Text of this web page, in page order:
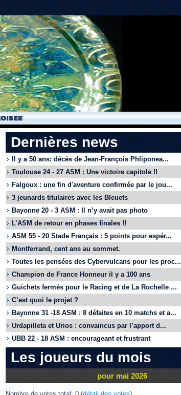
Dernières news
Il y a 50 ans: décès de Jean-François Phliponea...
Toulouse 24 - 27 ASM : Une victoire capitole !!
Falgoux : une fin d'aventure confirmée par le jou...
3 jeunards titulaires avec les Bleuets
Bayonne 20 - 3 ASM : Il n’y avait pas photo
L’ASM de retour en phases finales !!
ASM 55 - 20 Stade Français : 5 points pour espér...
Montferrand, cent ans au sommet.
Toutes les pensées des Cybervulcans pour les proc...
Champion de France Honneur il y a 100 ans
Guichets fermés pour le Racing et de La Rochelle ...
C’est quoi le projet ?
Bayonne 31 -18 ASM : 8 défaites en 10 matchs et a...
Urdapilleta et Urios : convaincus par l’apport d...
UBB 22 - 18 ASM : encourageant et frustrant
Les joueurs du mois
pour mai 2026